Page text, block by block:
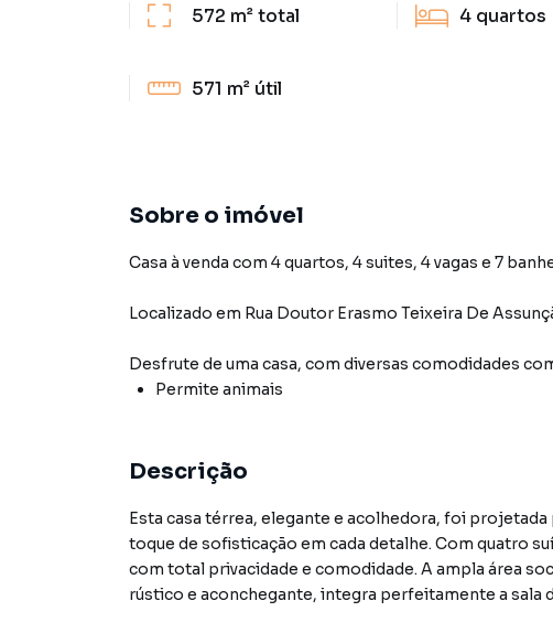
572 m²total 4 quartos
571 m² útil
Sobre o imóvel
Casa à venda com 4 quartos, 4 suites, 4 vagas e 7
Localizado em Rua Doutor Erasmo Teixeira De
Desfrute de uma casa, com diversas comodidades
Permite animais
Descrição
Esta casa térrea, elegante e acolhedora, foi
toque de sofisticação em cada detalhe. Com quatro
com total privacidade e comodidade. A ampla área
rústico e aconchegante, integra perfeitamente a sala